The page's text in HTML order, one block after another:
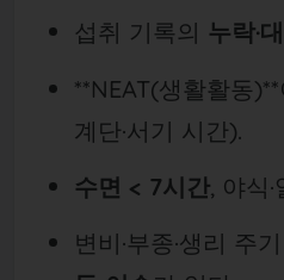
섭취 기록의 누락·
**NEAT(생활활동
계단·서기 시간).
수면 < 7시간, 야식
변비·부종·생리 주